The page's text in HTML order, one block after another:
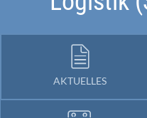
AKTUELLES